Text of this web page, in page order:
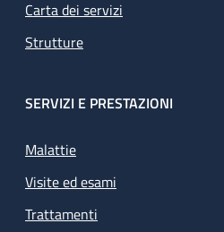
Carta dei servizi
Strutture
SERVIZI E PRESTAZIONI
Malattie
Visite ed esami
Trattamenti